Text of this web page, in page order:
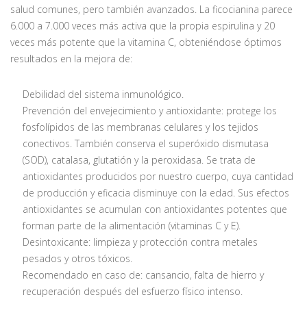
salud comunes, pero también avanzados. La ficocianina parece
6.000 a 7.000 veces más activa que la propia espirulina y 20
veces más potente que la vitamina C, obteniéndose óptimos
resultados en la mejora de:
Debilidad del sistema inmunológico.
Prevención del envejecimiento y antioxidante: protege los
fosfolípidos de las membranas celulares y los tejidos
conectivos. También conserva el superóxido dismutasa
(SOD), catalasa, glutatión y la peroxidasa. Se trata de
antioxidantes producidos por nuestro cuerpo, cuya cantidad
de producción y eficacia disminuye con la edad. Sus efectos
antioxidantes se acumulan con antioxidantes potentes que
forman parte de la alimentación (vitaminas C y E).
Desintoxicante: limpieza y protección contra metales
pesados y otros tóxicos.
Recomendado en caso de: cansancio, falta de hierro y
recuperación después del esfuerzo físico intenso.